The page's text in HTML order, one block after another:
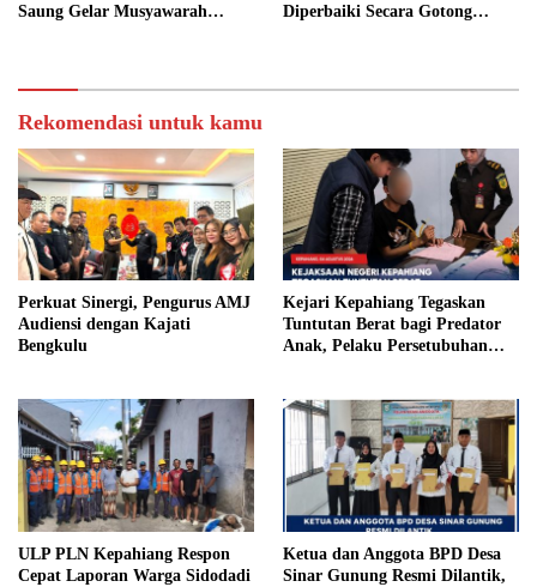
Saung Gelar Musyawarah
Diperbaiki Secara Gotong
Rekomendasi untuk kamu
Perkuat Sinergi, Pengurus AMJ
Audiensi dengan Kajati
Bengkulu
Kejari Kepahiang Tegaskan
Tuntutan Berat bagi Predator
Anak, Pelaku Persetubuhan
Penjara
ULP PLN Kepahiang Respon
Cepat Laporan Warga Sidodadi
Ketua dan Anggota BPD Desa
Sinar Gunung Resmi Dilantik,